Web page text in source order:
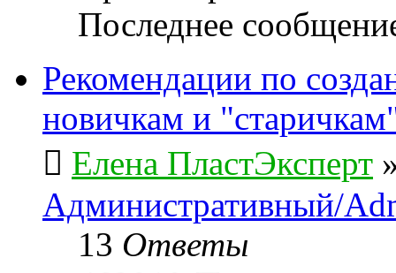
Последнее
Рекомендации по
новичкам и
Елена ПластЭксперт
Административный/
13 Ответы